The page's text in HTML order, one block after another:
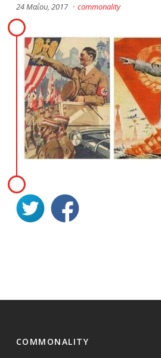
24 Μαΐου, 2017 · commonality
COMMONALITY